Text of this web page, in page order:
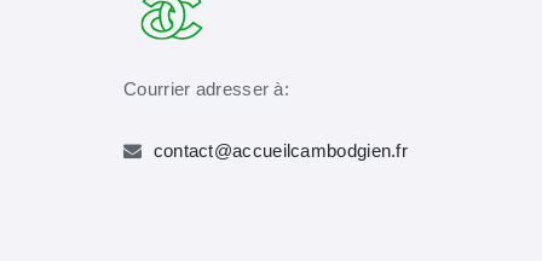
Courrier adresser à:
contact@accueilcambodgien.fr